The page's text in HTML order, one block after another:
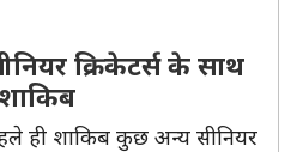
क्रिकेटर्स के साथ
ही शाकिब कुछ अन्य सीनियर